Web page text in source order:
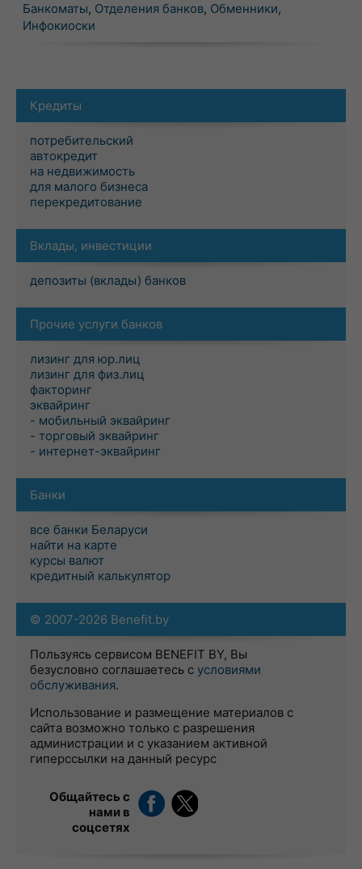
Банкоматы, Отделения банков, Обменники,
Инфокиоски
Кредиты
потребительский
автокредит
на недвижимость
для малого бизнеса
перекредитование
Вклады, инвестиции
депозиты (вклады) банков
Прочие услуги банков
лизинг для юр.лиц
лизинг для физ.лиц
факторинг
эквайринг
- мобильный эквайринг
- торговый эквайринг
- интернет-эквайринг
Банки
все банки Беларуси
найти на карте
курсы валют
кредитный калькулятор
© 2007-2026 Benefit.by
Пользуясь сервисом BENEFIT BY, Вы
безусловно соглашаетесь с условиями
обслуживания.
Использование и размещение материалов с
сайта возможно только с разрешения
администрации и с указанием активной
гиперссылки на данный ресурс
Общайтесь с
нами в
соцсетях